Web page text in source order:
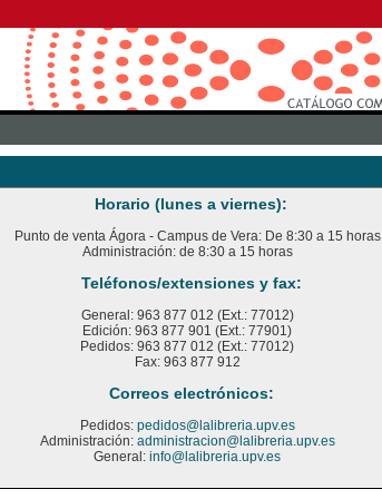
Horario (lunes a viernes):
Punto de venta Ágora - Campus de Vera: De 8:30 a 15 horas
Administración: de 8:30 a 15 horas
Teléfonos/extensiones y fax:
General: 963 877 012 (Ext.: 77012)
Edición: 963 877 901 (Ext.: 77901)
Pedidos: 963 877 012 (Ext.: 77012)
Fax: 963 877 912
Correos electrónicos:
Pedidos: pedidos@lalibreria.upv.es
Administración: administracion@lalibreria.upv.es
General: info@lalibreria.upv.es